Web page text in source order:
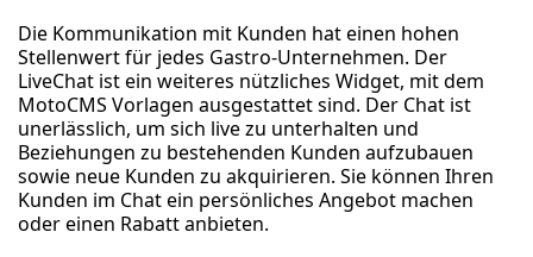
Die Kommunikation mit Kunden hat einen hohen
Stellenwert für jedes Gastro-Unternehmen. Der
LiveChat ist ein weiteres nützliches Widget, mit dem
MotoCMS Vorlagen ausgestattet sind. Der Chat ist
unerlässlich, um sich live zu unterhalten und
Beziehungen zu bestehenden Kunden aufzubauen
sowie neue Kunden zu akquirieren. Sie können Ihren
Kunden im Chat ein persönliches Angebot machen
oder einen Rabatt anbieten.